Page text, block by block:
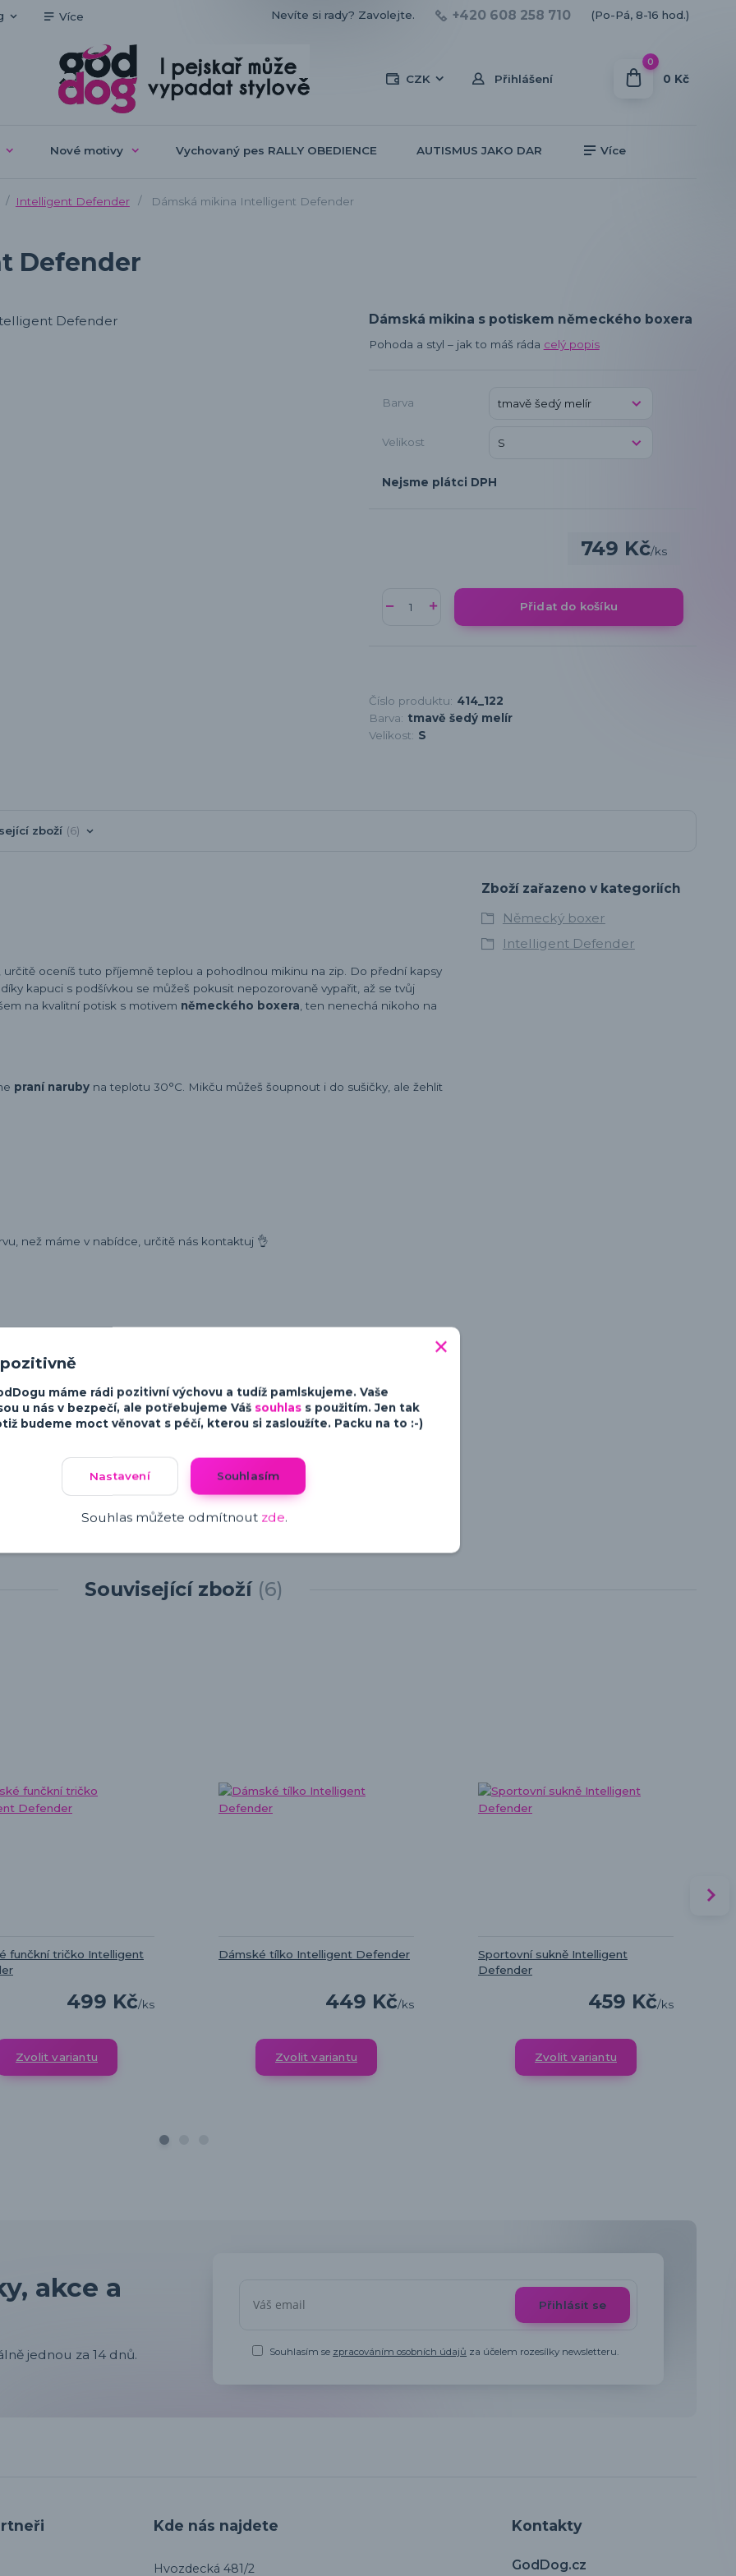
Více
CZK Přihlášení
Nevíte si rady? Zavolejte. +420 608 258 710 (Po-Pá, 8-16 hod.)
0
0 Kč
Nové motivy Vychovaný pes RALLY OBEDIENCE AUTISMUS JAKO DAR Více
Intelligent Defender Dámská mikina Intelligent Defender
Defender
Dámská mikina s potiskem německého boxera
Pohoda a styl – jak to máš ráda celý popis
Barva
Velikost
Nejsme plátci DPH
749 Kč/ks
Přidat do košíku
Číslo produktu: 414_122
Barva: tmavě šedý melír
Velikost: S
zboží 6
určitě oceníš tuto příjemně teplou a pohodlnou mikinu na zip. Do přední kapsy
díky kapuci s podšívkou se můžeš pokusit nepozorovaně vypařit, až se tvůj
na kvalitní potisk s motivem německého boxera , ten nenechá nikoho na
praní naruby na teplotu 30°C. Mikču můžeš šoupnout i do sušičky, ale žehlit
než máme v nabídce, určitě nás kontaktuj 👌
a charakter psů. Od minimalistických a moderních designů po vtipné a hravé
ke psům.
Zboží zařazeno v kategoriích
Německý boxer
Intelligent Defender
Související zboží 6
funčkní tričko Intelligent
499 Kč/ks
Zvolit variantu
Dámské tílko Intelligent Defender
449 Kč/ks
Zvolit variantu
Sportovní sukně Intelligent
Defender
459 Kč/ks
Zvolit variantu
akce a
jednou za 14 dnů.
Přihlásit se
Souhlasím se zpracováním osobních údajů za účelem rozesílky newsletteru.
Kde nás najdete
Hvozdecká 481/2
Kontakty
GodDog.cz
máme rádi pozitivní výchovu a tudíž pamlskujeme. Vaše
u nás v bezpečí, ale potřebujeme Váš souhlas s použitím. Jen tak
budeme moct věnovat s péčí, kterou si zasloužíte. Packu na to :-)
Nastavení Souhlasím
Souhlas můžete odmítnout zde.